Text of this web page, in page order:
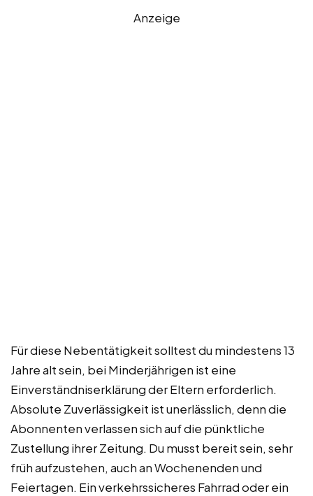
Anzeige
Für diese Nebentätigkeit solltest du mindestens 13
Jahre alt sein, bei Minderjährigen ist eine
Einverständniserklärung der Eltern erforderlich.
Absolute Zuverlässigkeit ist unerlässlich, denn die
Abonnenten verlassen sich auf die pünktliche
Zustellung ihrer Zeitung. Du musst bereit sein, sehr
früh aufzustehen, auch an Wochenenden und
Feiertagen. Ein verkehrssicheres Fahrrad oder ein